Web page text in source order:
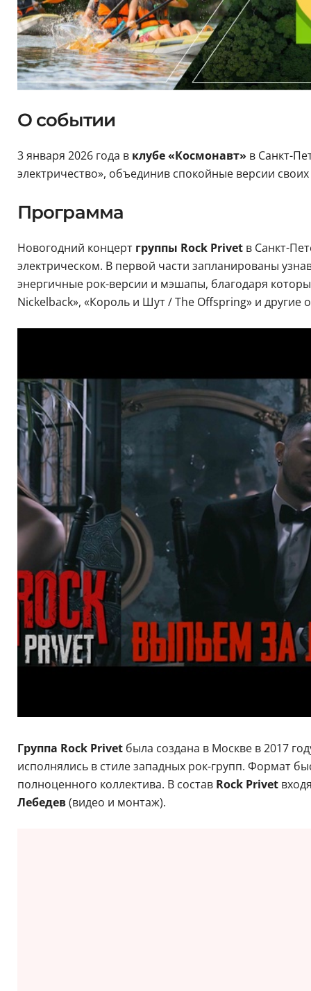
О событии
3 января 2026 года вклубе «Космонавт» в Санкт-
электричество», объединив спокойные версии
Программа
Новогодний концертгруппы Rock Privet в Санкт-
электрическом. В первой части запланированы
энергичные рок-версии и мэшапы, благодаря
Nickelback», «Король и Шут / The Offspring» и другие
Группа Rock Privet была создана в Москве в 2017
исполнялись в стиле западных рок-групп. Формат
полноценного коллектива. В состав Rock Privet
Лебедев(видео и монтаж).